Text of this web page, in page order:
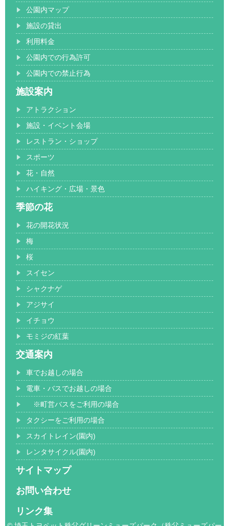
公園内マップ
施設の貸出
利用料金
公園内での行為許可
公園内での禁止行為
施設案内
アトラクション
施設・イベント会場
レストラン・ショップ
スポーツ
花・自然
ハイキング・広場・景色
季節の花
花の開花状況
梅
桜
スイセン
シャクナゲ
アジサイ
イチョウ
モミジの紅葉
交通案内
車でお越しの場合
電車・バスでお越しの場合
※町営バスをご利用の場合
タクシーをご利用の場合
スカイトレイン(園内)
レンタサイクル(園内)
サイトマップ
お問い合わせ
リンク集